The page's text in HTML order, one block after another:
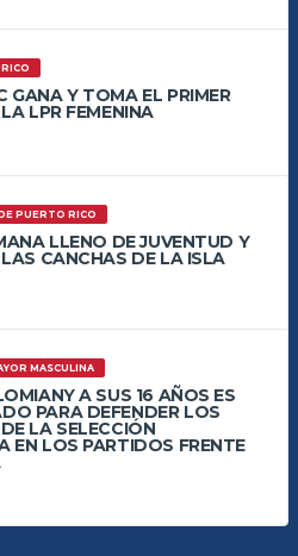
GANA Y TOMA EL PRIMER
LPR FEMENINA
PUERTO RICO
LLENO DE JUVENTUD Y
CANCHAS DE LA ISLA
MASCULINA
A SUS 16 AÑOS ES
PARA DEFENDER LOS
LA SELECCIÓN
EN LOS PARTIDOS FRENTE